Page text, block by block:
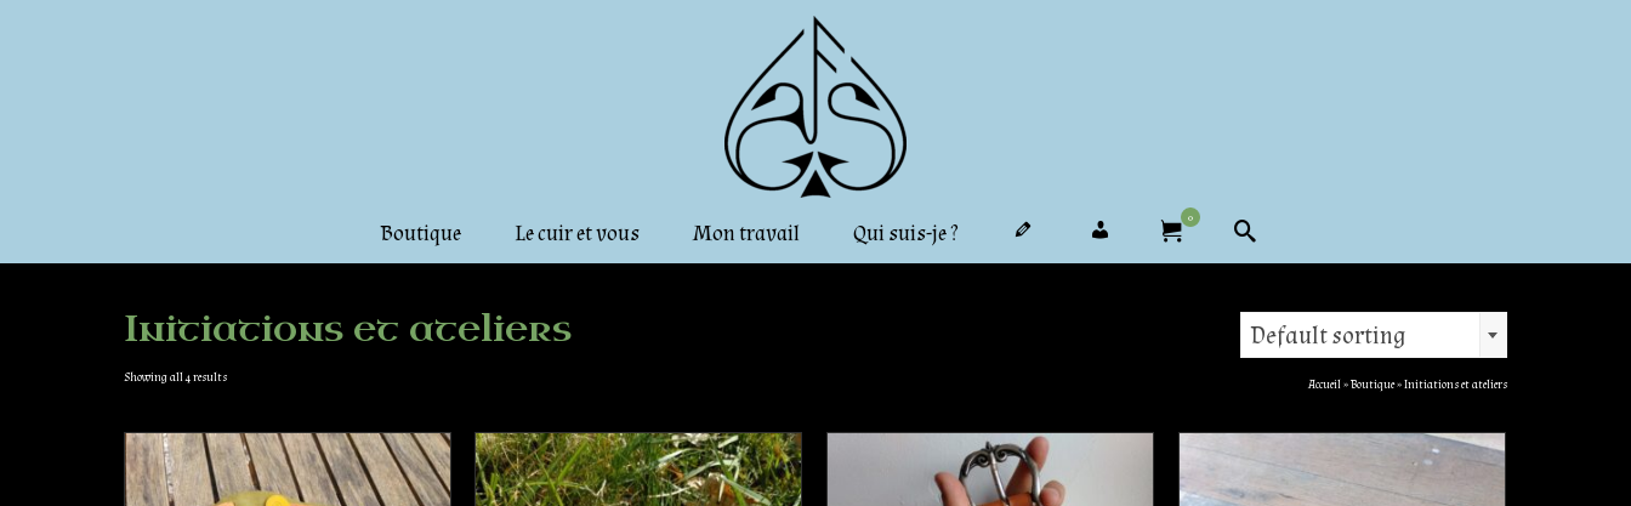
Boutique Le cuir et vous Mon travail Qui suis-je ?
0
Initiations et ateliers
Showing all 4 results
Default sorting
Accueil»Boutique»Initiations et ateliers